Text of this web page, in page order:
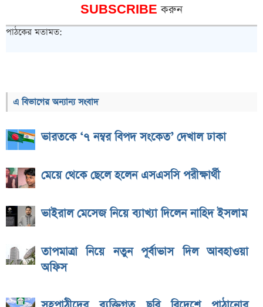
SUBSCRIBEকরুন
পাঠকের মতামত:
এ বিভাগের অন্যান্য সংবাদ
ভারতকে ‘৭ নম্বর বিপদ সংকেত’ দেখাল ঢাকা
মেয়ে থেকে ছেলে হলেন এসএসসি পরীক্ষার্থী
ভাইরাল মেসেজ নিয়ে ব্যাখ্যা দিলেন নাহিদ ইসলাম
তাপমাত্রা নিয়ে নতুন পূর্বাভাস দিল আবহাওয়া
অফিস